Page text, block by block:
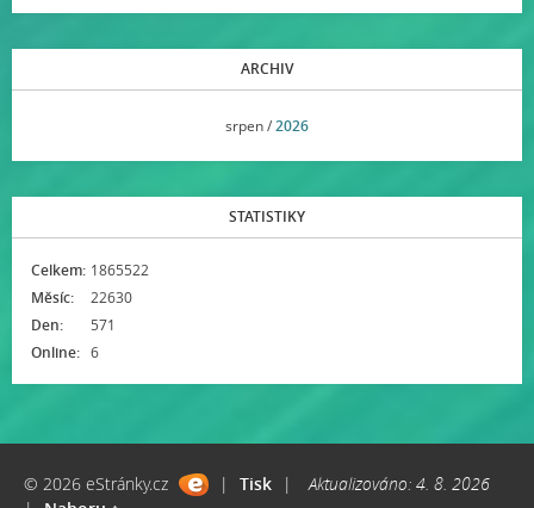
ARCHIV
srpen /2026
STATISTIKY
Online: 6
Celkem: 1865522
Měsíc:
22630
Den:
571
© 2026 eStránky.cz | Tisk |
Aktualizováno: 4. 8. 2026